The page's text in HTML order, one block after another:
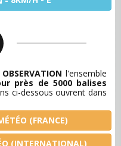
OBSERVATION l'ensemble
près de 5000 balises
ci-dessous ouvrent dans
(FRANCE)
(INTERNATIONAL)